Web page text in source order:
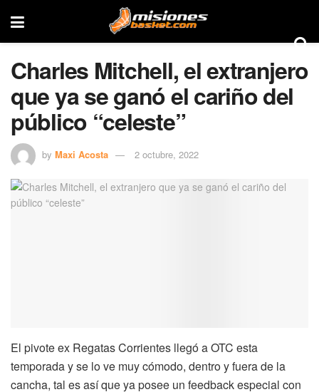
Charles Mitchell, el extranjero
que ya se ganó el cariño del
público “celeste”
by Maxi Acosta 2 octubre, 2022
El pivote ex Regatas Corrientes llegó a OTC esta
temporada y se lo ve muy cómodo, dentro y fuera de la
cancha, tal es así que ya posee un feedback especial con